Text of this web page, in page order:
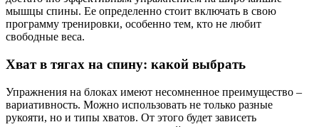
мышцы спины. Ее определенно стоит включать в свою
программу тренировки, особенно тем, кто не любит
свободные веса.
Хват в тягах на спину: какой выбрать
Упражнения на блоках имеют несомненное преимущество –
вариативность. Можно использовать не только разные
рукояти, но и типы хватов. От этого будет зависеть